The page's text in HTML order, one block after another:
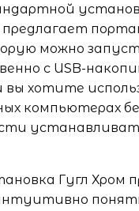
можно
с USB-
вы хотите
компьютерах
Гугл Хром